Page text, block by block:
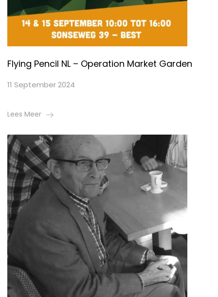
Flying Pencil NL – Operation Market Garden
11 September 2024
Lees Meer